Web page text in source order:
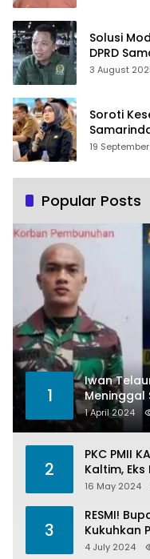
Solusi
DPRD
PLTSA
3 August
Soroti
19
Popular Posts
1
Iwan
Meninggal
1 April 2024
2
PKC PMII
Kaltim,
Menelan
16 May 2024
3
RESMI!
Kukuhkan
4 July 2024